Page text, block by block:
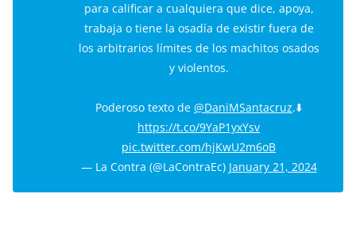
para calificar a cualquiera que dice, apoya,
trabaja o tiene la osadía de existir fuera de
los arbitrarios límites de los machitos osados
y violentos.
Poderoso texto de @DaniMSantacruz.⬇️
https://t.co/9YaP1yxYsv
pic.twitter.com/hjKwU2m6oB
— La Contra (@LaContraEc) January 21, 2024